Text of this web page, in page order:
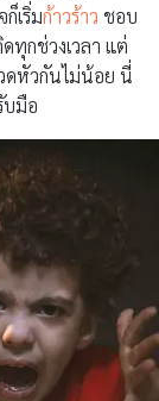
เริ่มก้าวร้าว ชอบ
ทุกช่วงเวลา แต่
หัวกันไม่น้อย นี่
บมือ